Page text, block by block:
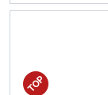
TOP